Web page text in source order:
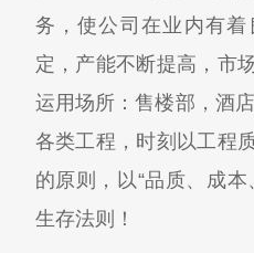
务，使公司在业内有
定，产能不断提高，市
运用场所：售楼部，酒
各类工程，时刻以工程
的原则，以“品质、成
生存法则！